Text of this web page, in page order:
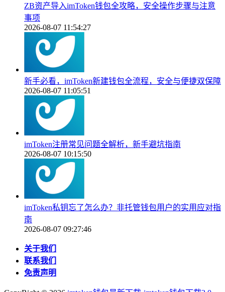
ZB资产导入imToken钱包全攻略，安全操作步骤与注意
事项
2026-08-07 11:54:27
新手必看，imToken新建钱包全流程，安全与便捷双保障
2026-08-07 11:05:51
imToken注册常见问题全解析，新手避坑指南
2026-08-07 10:15:50
imToken私钥忘了怎么办？非托管钱包用户的实用应对指
南
2026-08-07 09:27:46
关于我们
联系我们
免责声明